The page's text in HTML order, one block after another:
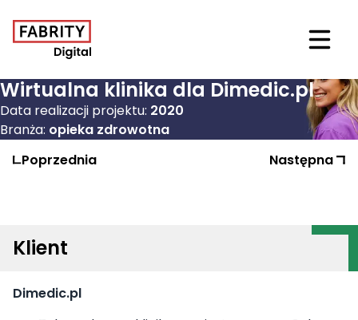
Wirtualna klinika dla Dimedic.pl
Data realizacji projektu: 2020
Branża: opieka zdrowotna
Poprzednia
Realizacja Następna
Klient
Dimedic.pl